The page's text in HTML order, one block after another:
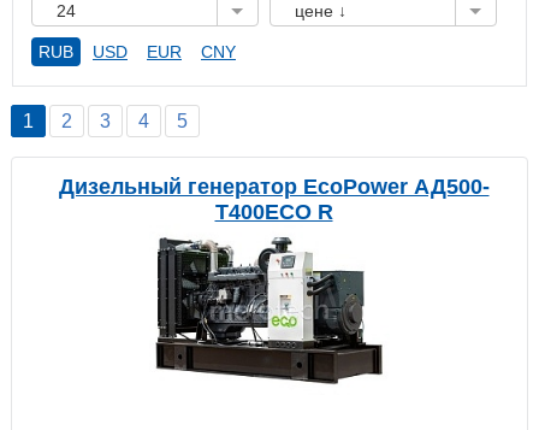
24
цене ↓
RUB USD EUR CNY
1 2 3 4 5
Дизельный генератор EcoPower АД500-
T400ECO R